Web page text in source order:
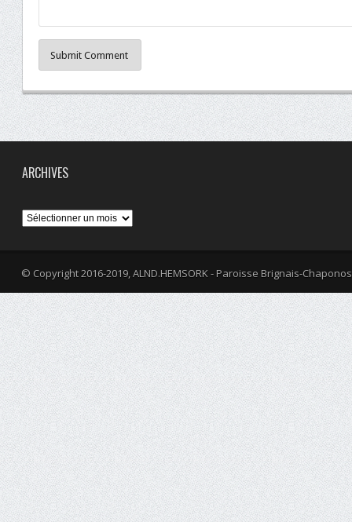
Submit Comment
ARCHIVES
Archives
© Copyright 2016-2019, ALND.HEMSORK - Paroisse Brignais-